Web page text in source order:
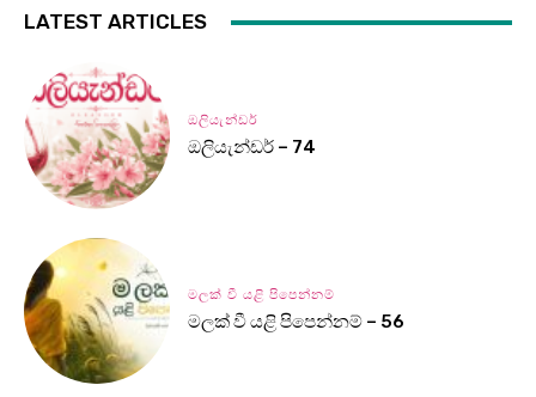
LATEST ARTICLES
ඔලියැන්ඩර්
ඔලියැන්ඩර් – 74
මලක් වී යළි පිපෙන්නම්
මලක් වී යළි පිපෙන්නම් – 56